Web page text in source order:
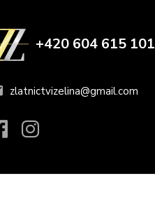
+420 604 615 101
zlatnictvizelina@gmail.com